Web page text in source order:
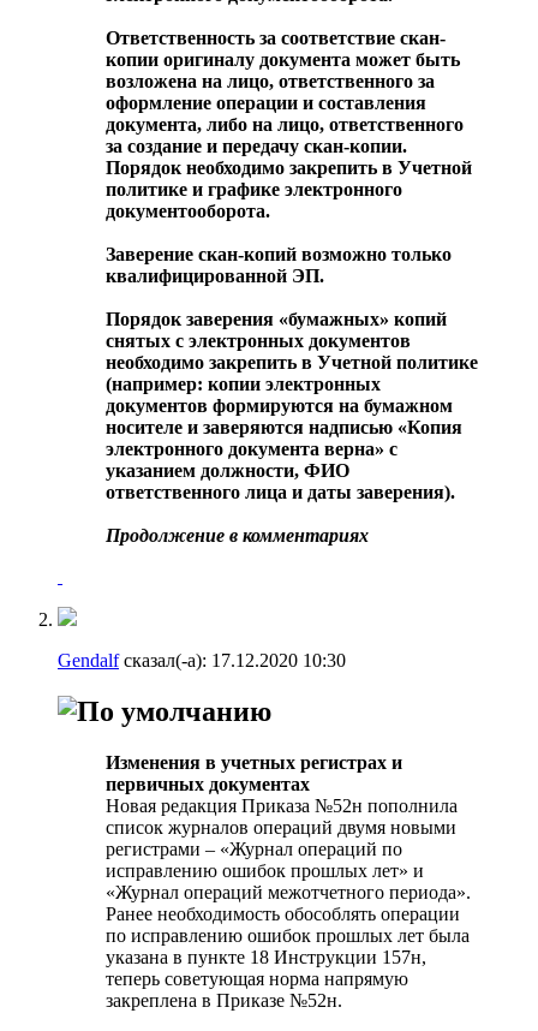
Ответственность за соответствие скан-
копии оригиналу документа может быть
возложена на лицо, ответственного за
оформление операции и составления
документа, либо на лицо, ответственного
за создание и передачу скан-копии.
Порядок необходимо закрепить в Учетной
политике и графике электронного
документооборота.
Заверение скан-копий возможно только
квалифицированной ЭП.
Порядок заверения «бумажных» копий
снятых с электронных документов
необходимо закрепить в Учетной политике
(например: копии электронных
документов формируются на бумажном
носителе и заверяются надписью «Копия
электронного документа верна» с
указанием должности, ФИО
ответственного лица и даты заверения).
Продолжение в комментариях
Gendalfсказал(-а): 17.12.2020 10:30
Изменения в учетных регистрах и
первичных документах
Новая редакция Приказа №52н пополнила
список журналов операций двумя новыми
регистрами – «Журнал операций по
исправлению ошибок прошлых лет» и
«Журнал операций межотчетного периода».
Ранее необходимость обособлять операции
по исправлению ошибок прошлых лет была
указана в пункте 18 Инструкции 157н,
теперь советующая норма напрямую
закреплена в Приказе №52н.